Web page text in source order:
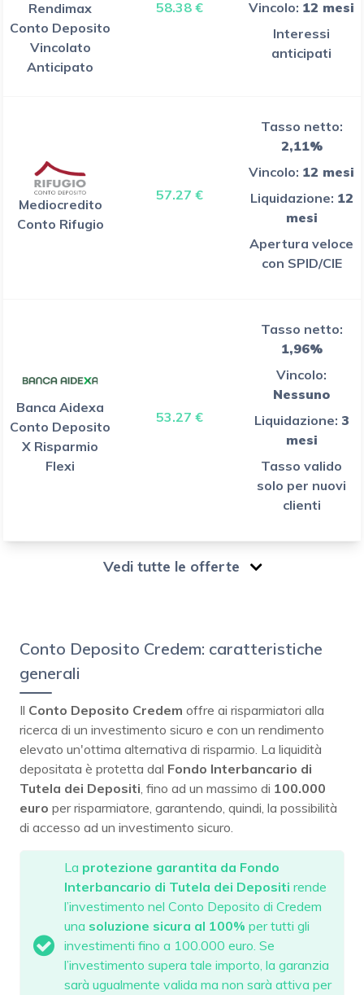
Rendimax
Conto Deposito
Vincolato
Anticipato
58.38 € Vincolo: 12 mesi
Interessi
anticipati
Mediocredito
Conto Rifugio
57.27 €
Tasso netto:
2,11%
Vincolo: 12 mesi
Liquidazione: 12
mesi
Apertura veloce
con SPID/CIE
Banca Aidexa
Conto Deposito
X Risparmio
Flexi
53.27 €
Tasso netto:
1,96%
Vincolo:
Nessuno
Liquidazione: 3
mesi
Tasso valido
solo per nuovi
clienti
Vedi tutte le offerte
Conto Deposito Credem: caratteristiche
generali
Il Conto Deposito Credem offre ai risparmiatori alla
ricerca di un investimento sicuro e con un rendimento
elevato un'ottima alternativa di risparmio. La liquidità
depositata è protetta dal Fondo Interbancario di
Tutela dei Depositi, fino ad un massimo di 100.000
euro per risparmiatore, garantendo, quindi, la possibilità
di accesso ad un investimento sicuro.
La protezione garantita da Fondo
Interbancario di Tutela dei Depositi rende
l’investimento nel Conto Deposito di Credem
una soluzione sicura al 100% per tutti gli
investimenti fino a 100.000 euro. Se
l’investimento supera tale importo, la garanzia
sarà ugualmente valida ma non sarà attiva per